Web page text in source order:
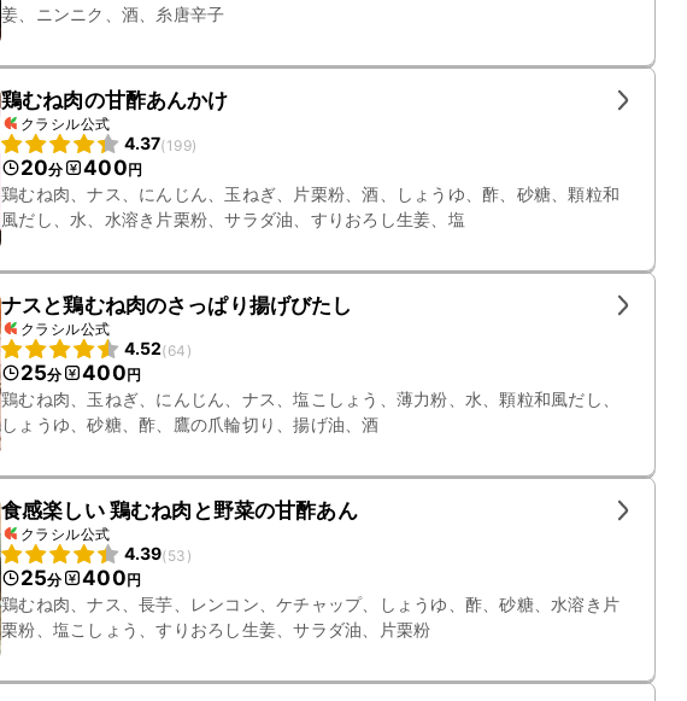
姜、ニンニク、酒、糸唐辛子
鶏むね肉の甘酢あんかけ
クラシル公式
4.37(199)
20分 400円
鶏むね肉、ナス、にんじん、玉ねぎ、片栗粉、酒、しょうゆ、酢、砂糖、顆粒和
風だし、水、水溶き片栗粉、サラダ油、すりおろし生姜、塩
ナスと鶏むね肉のさっぱり揚げびたし
クラシル公式
4.52(64 )
25分 400円
鶏むね肉、玉ねぎ、にんじん、ナス、塩こしょう、薄力粉、水、顆粒和風だし、
しょうゆ、砂糖、酢、鷹の爪輪切り、揚げ油、酒
食感楽しい 鶏むね肉と野菜の甘酢あん
クラシル公式
4.39(53 )
25分 400円
鶏むね肉、ナス、長芋、レンコン、ケチャップ、しょうゆ、酢、砂糖、水溶き片
栗粉、塩こしょう、すりおろし生姜、サラダ油、片栗粉